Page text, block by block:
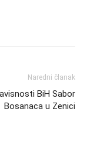
Naredni članak
BiH Sabor
Bosanaca u Zenici